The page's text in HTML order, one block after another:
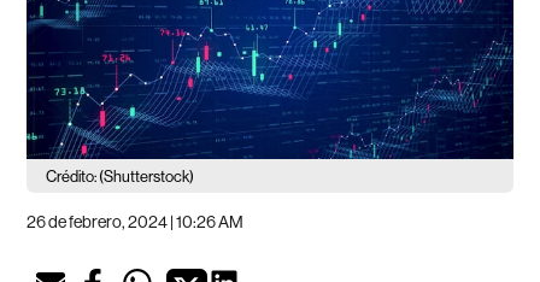
Crédito: (Shutterstock)
26 de febrero, 2024 | 10:26 AM